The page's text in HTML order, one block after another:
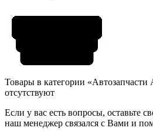
Товары в категории «Автозапчасти
отсутствуют
Если у вас есть вопросы, оставьте
наш менеджер связался с Вами и